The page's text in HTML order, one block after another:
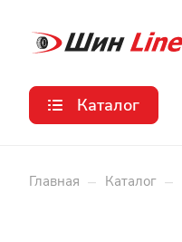
Каталог
Главная – Каталог –